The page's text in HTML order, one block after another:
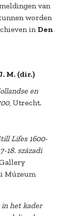
van
worden
in Den
M. (dir.)
en
, Utrecht.
Lifes 1600-
18. századi
Múzeum
het kader